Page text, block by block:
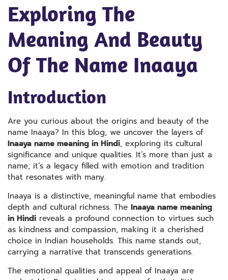
Exploring The
Meaning And Beauty
Of The Name Inaaya
Introduction
Are you curious about the origins and beauty of the
name Inaaya? In this blog, we uncover the layers of
Inaaya name meaning in Hindi, exploring its cultural
significance and unique qualities. It’s more than just a
name; it’s a legacy filled with emotion and tradition
that resonates with many.
Inaaya is a distinctive, meaningful name that embodies
depth and cultural richness. The Inaaya name meaning
in Hindi reveals a profound connection to virtues such
as kindness and compassion, making it a cherished
choice in Indian households. This name stands out,
carrying a narrative that transcends generations.
The emotional qualities and appeal of Inaaya are